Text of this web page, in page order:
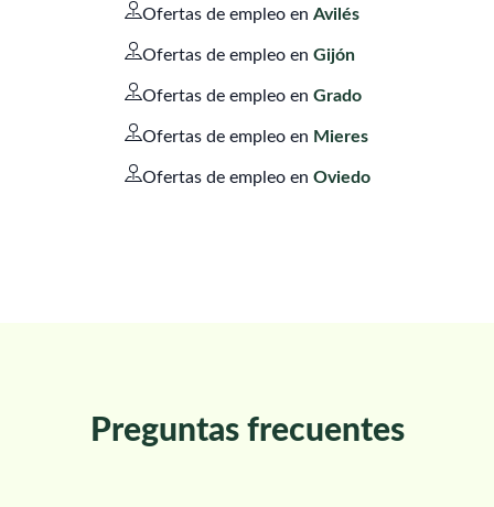
Ofertas de empleo en Avilés
Ofertas de empleo en Gijón
Ofertas de empleo en Grado
Ofertas de empleo en Mieres
Ofertas de empleo en Oviedo
Preguntas frecuentes